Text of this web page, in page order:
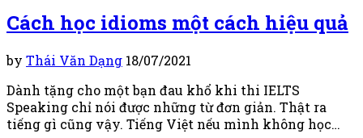
Cách học idioms một cách hiệu quả
by Thái Văn Dạng 18/07/2021
Dành tặng cho một bạn đau khổ khi thi IELTS
Speaking chỉ nói được những từ đơn giản. Thật ra
tiếng gì cũng vậy. Tiếng Việt nếu mình không học…